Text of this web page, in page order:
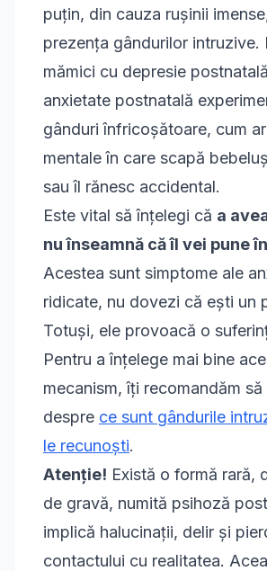
puțin, din cauza rușinii
prezența gândurilor intruzive.
mămici cu depresie
anxietate postnatală
gânduri înfricoșătoare, cum
mentale în care scapă
sau îl rănesc accidental.
Este vital să înțelegi că a
nu înseamnă că îl vei pune
Acestea sunt simptome ale
ridicate, nu dovezi că ești un
Totuși, ele provoacă o
Pentru a înțelege mai bine
mecanism, îți recomandăm
despre ce sunt gândurile
le recunoști.
Atenție! Există o formă rară,
de gravă, numită psihoză
implică halucinații, delir și
contactului cu realitatea.